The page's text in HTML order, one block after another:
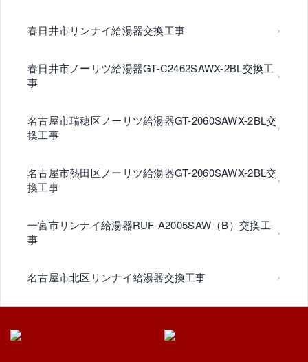
春日井市リンナイ給湯器交換工事
春日井市ノーリツ給湯器GT-C2462SAWX-2BL交換工
事
名古屋市瑞穂区ノーリツ給湯器GT-2060SAWX-2BL交
換工事
名古屋市熱田区ノーリツ給湯器GT-2060SAWX-2BL交
換工事
一宮市リンナイ給湯器RUF-A2005SAW（B）交換工
事
名古屋市北区リンナイ給湯器交換工事